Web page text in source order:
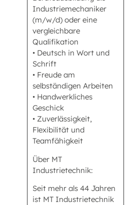
Industriemechaniker
(m/w/d) oder eine
vergleichbare
Qualifikation
• Deutsch in Wort und
Schrift
• Freude am
selbständigen Arbeiten
• Handwerkliches
Geschick
• Zuverlässigkeit,
Flexibilität und
Teamfähigkeit
Über MT
Industrietechnik:
Seit mehr als 44 Jahren
ist MT Industrietechnik